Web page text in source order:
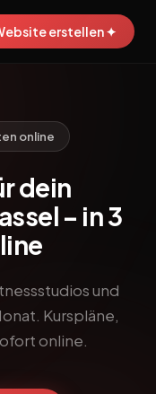
erstellen ✦
online
dein
– in 3
und
Kurspläne,
online.